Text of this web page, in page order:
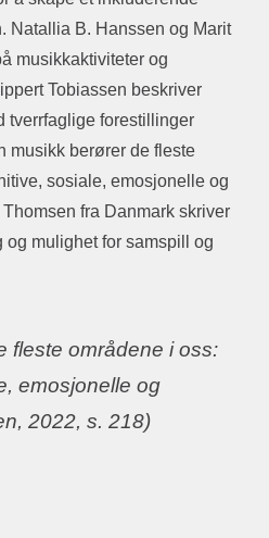
Natallia B. Hanssen og Marit
musikkaktiviteter og
Tobiassen beskriver
tverrfaglige forestillinger
musikk berører de fleste
sosiale, emosjonelle og
fra Danmark skriver
og mulighet for samspill og
fleste områdene i oss:
emosjonelle og
2022, s. 218)